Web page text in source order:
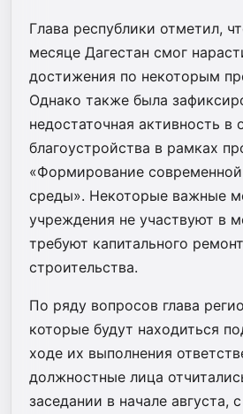
Глава республики отметил,
месяце Дагестан смог
достижения по некоторым
Однако также была
недостаточная активность в
благоустройства в рамках
«Формирование
среды». Некоторые важные
учреждения не участвуют в
требуют капитального
строительства.
По ряду вопросов глава
которые будут находиться
ходе их выполнения
должностные лица
заседании в начале августа,